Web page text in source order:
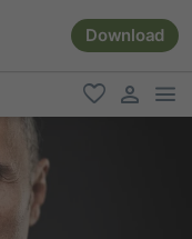
Download
favorit
user link